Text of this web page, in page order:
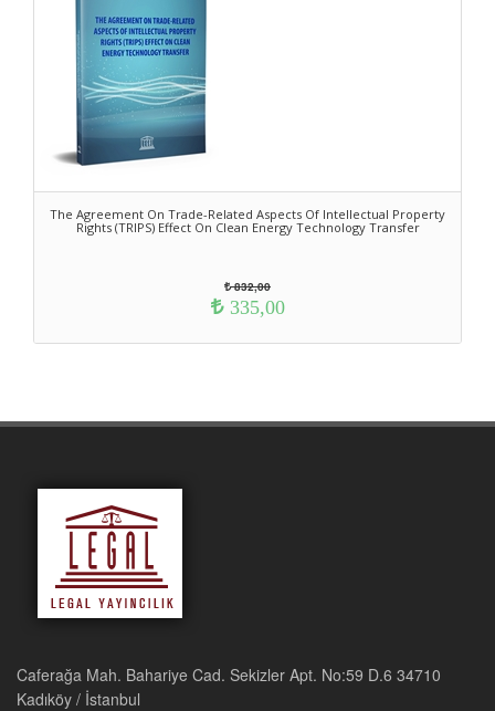
The Agreement On Trade-Related Aspects Of Intellectual Property
Rights (TRIPS) Effect On Clean Energy Technology Transfer
832,00
335,00
Caferağa Mah. Bahariye Cad. Sekizler Apt. No:59 D.6 34710
Kadıköy / İstanbul